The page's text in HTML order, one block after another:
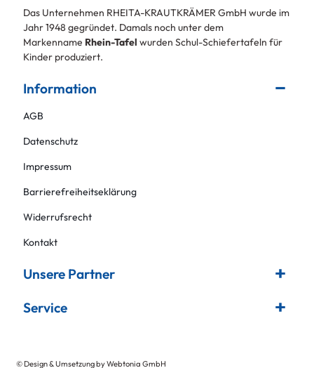
Das Unternehmen RHEITA-KRAUTKRÄMER GmbH wurde im
Jahr 1948 gegründet. Damals noch unter dem
Markenname Rhein-Tafel wurden Schul-Schiefertafeln für
Kinder produziert.
Information
AGB
Datenschutz
Impressum
Barrierefreiheitseklärung
Widerrufsrecht
Kontakt
Unsere Partner
Service
© Design & Umsetzung by Webtonia GmbH